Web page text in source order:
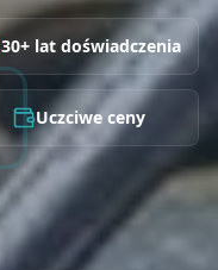
30+ lat doświadczenia
Uczciwe ceny